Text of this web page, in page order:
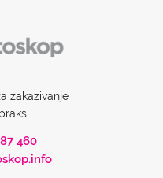
zakazivanje
460